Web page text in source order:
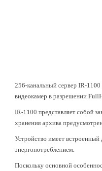
256-канальный сервер IR-
видеокамер в разрешении
IR-1100 представляет собой
хранения архива
Устройство имеет
энергопотреблением.
Поскольку основной